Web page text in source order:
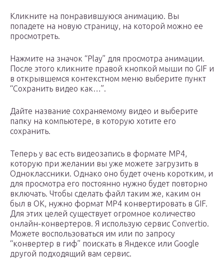
Кликните на понравившуюся анимацию. Вы
попадете на новую страницу, на которой можно ее
просмотреть.
Нажмите на значок “Play” для просмотра анимации.
После этого кликните правой кнопкой мыши по GIF и
в открывшемся контекстном меню выберите пункт
“Сохранить видео как…”.
Дайте название сохраняемому видео и выберите
папку на компьютере, в которую хотите его
сохранить.
Теперь у вас есть видеозапись в формате MP4,
которую при желании вы уже можете загрузить в
Одноклассники. Однако оно будет очень коротким, и
для просмотра его постоянно нужно будет повторно
включать. Чтобы сделать файл таким же, каким он
был в ОК, нужно формат MP4 конвертировать в GIF.
Для этих целей существует огромное количество
онлайн-конвертеров. Я использую сервис Convertio.
Можете воспользоваться им или по запросу
“конвертер в гиф” поискать в Яндексе или Google
другой подходящий вам сервис.